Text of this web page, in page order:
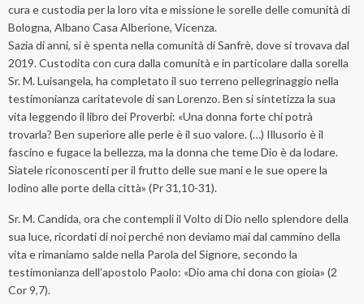
cura e custodia per la loro vita e missione le sorelle delle comunità di
Bologna, Albano Casa Alberione, Vicenza.
Sazia di anni, si è spenta nella comunità di Sanfrè, dove si trovava dal
2019. Custodita con cura dalla comunità e in particolare dalla sorella
Sr. M. Luisangela, ha completato il suo terreno pellegrinaggio nella
testimonianza caritatevole di san Lorenzo. Ben si sintetizza la sua
vita leggendo il libro dei Proverbi: «Una donna forte chi potrà
trovarla? Ben superiore alle perle è il suo valore. (…) Illusorio è il
fascino e fugace la bellezza, ma la donna che teme Dio è da lodare.
Siatele riconoscenti per il frutto delle sue mani e le sue opere la
lodino alle porte della città» (Pr 31,10-31).
Sr. M. Candida, ora che contempli il Volto di Dio nello splendore della
sua luce, ricordati di noi perché non deviamo mai dal cammino della
vita e rimaniamo salde nella Parola del Signore, secondo la
testimonianza dell’apostolo Paolo: «Dio ama chi dona con gioia» (2
Cor 9,7).